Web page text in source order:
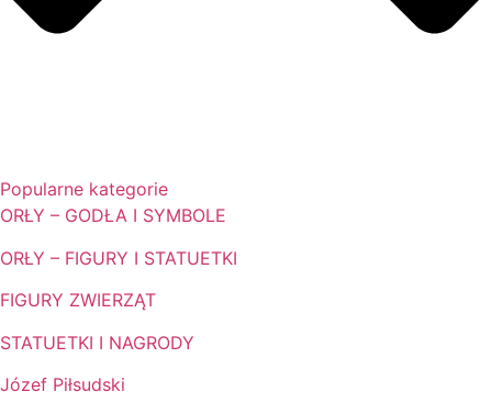
Popularne kategorie
ORŁY – GODŁA I SYMBOLE
ORŁY – FIGURY I STATUETKI
FIGURY ZWIERZĄT
STATUETKI I NAGRODY
Józef Piłsudski